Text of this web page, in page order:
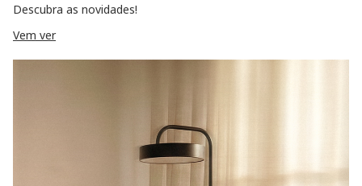
Descubra as novidades!
Vem ver